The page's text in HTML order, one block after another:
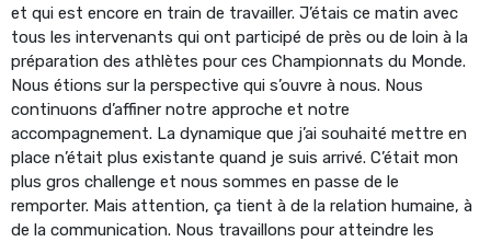
et qui est encore en train de travailler. J’étais ce matin avec
tous les intervenants qui ont participé de près ou de loin à la
préparation des athlètes pour ces Championnats du Monde.
Nous étions sur la perspective qui s’ouvre à nous. Nous
continuons d’affiner notre approche et notre
accompagnement. La dynamique que j’ai souhaité mettre en
place n’était plus existante quand je suis arrivé. C’était mon
plus gros challenge et nous sommes en passe de le
remporter. Mais attention, ça tient à de la relation humaine, à
de la communication. Nous travaillons pour atteindre les